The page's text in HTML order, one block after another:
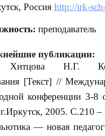
Россия http://irk-
преподаватель
публикации:
Хитцова Н.Г.
[Текст] //
конференции 3-8
2005. С.210 –
— новая